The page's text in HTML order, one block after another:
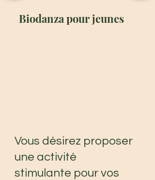
Biodanza pour jeunes
Vous désirez proposer
une activité
stimulante pour vos